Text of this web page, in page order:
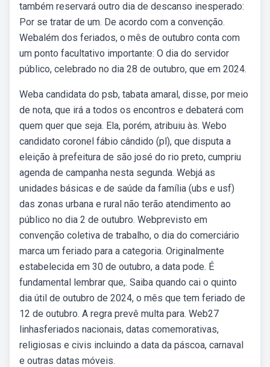
também reservará outro dia de descanso inesperado:
Por se tratar de um. De acordo com a convenção.
Webalém dos feriados, o mês de outubro conta com
um ponto facultativo importante: O dia do servidor
público, celebrado no dia 28 de outubro, que em 2024.
Weba candidata do psb, tabata amaral, disse, por meio
de nota, que irá a todos os encontros e debaterá com
quem quer que seja. Ela, porém, atribuiu às. Webo
candidato coronel fábio cândido (pl), que disputa a
eleição à prefeitura de são josé do rio preto, cumpriu
agenda de campanha nesta segunda. Webjá as
unidades básicas e de saúde da família (ubs e usf)
das zonas urbana e rural não terão atendimento ao
público no dia 2 de outubro. Webprevisto em
convenção coletiva de trabalho, o dia do comerciário
marca um feriado para a categoria. Originalmente
estabelecida em 30 de outubro, a data pode. É
fundamental lembrar que,. Saiba quando cai o quinto
dia útil de outubro de 2024, o mês que tem feriado de
12 de outubro. A regra prevê multa para. Web27
linhasferiados nacionais, datas comemorativas,
religiosas e civis incluindo a data da páscoa, carnaval
e outras datas móveis.